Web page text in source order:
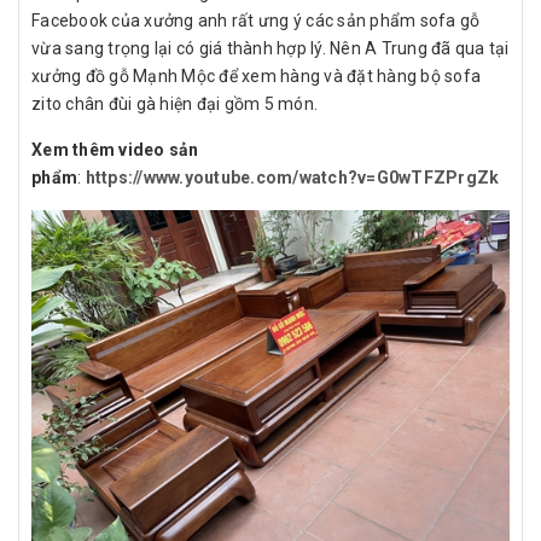
Facebook của xưởng anh rất ưng ý các sản phẩm sofa gỗ
vừa sang trọng lại có giá thành hợp lý. Nên A Trung đã qua tại
xưởng đồ gỗ Mạnh Mộc để xem hàng và đặt hàng bộ sofa
zito chân đùi gà hiện đại gồm 5 món.
Xem thêm video sản
phẩm: https://www.youtube.com/watch?v=G0wTFZPrgZk